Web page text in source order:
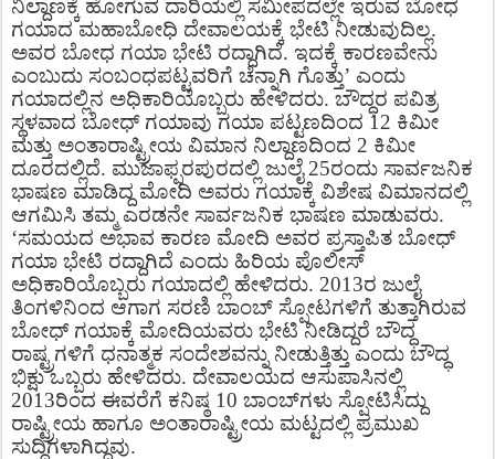
ನಿಲ್ದಾಣಕ್ಕೆ ಹೋಗುವ ದಾರಿಯಲ್ಲಿ ಸಮೀಪದಲ್ಲೇ ಇರುವ ಬೋಧ
ಗಯಾದ ಮಹಾಬೋಧಿ ದೇವಾಲಯಕ್ಕೆ ಭೇಟಿ ನೀಡುವುದಿಲ್ಲ.
ಅವರ ಬೋಧ ಗಯಾ ಭೇಟಿ ರದ್ದಾಗಿದೆ. ಇದಕ್ಕೆ ಕಾರಣವೇನು
ಎಂಬುದು ಸಂಬಂಧಪಟ್ಟವರಿಗೆ ಚೆನ್ನಾಗಿ ಗೊತ್ತು’ ಎಂದು
ಗಯಾದಲ್ಲಿನ ಅಧಿಕಾರಿಯೊಬ್ಬರು ಹೇಳಿದರು. ಬೌದ್ಧರ ಪವಿತ್ರ
ಸ್ಥಳವಾದ ಬೋಧ್ ಗಯಾವು ಗಯಾ ಪಟ್ಟಣದಿಂದ 12 ಕಿಮೀ
ಮತ್ತು ಅಂತಾರಾಷ್ಟ್ರೀಯ ವಿಮಾನ ನಿಲ್ದಾಣದಿಂದ 2 ಕಿಮೀ
ದೂರದಲ್ಲಿದೆ. ಮುಜಾಫ್ಪರಪುರದಲ್ಲಿ ಜುಲೈ 25ರಂದು ಸಾರ್ವಜನಿಕ
ಭಾಷಣ ಮಾಡಿದ್ದ ಮೋದಿ ಅವರು ಗಯಾಕ್ಕೆ ವಿಶೇಷ ವಿಮಾನದಲ್ಲಿ
ಆಗಮಿಸಿ ತಮ್ಮ ಎರಡನೇ ಸಾರ್ವಜನಿಕ ಭಾಷಣ ಮಾಡುವರು.
‘ಸಮಯದ ಅಭಾವ ಕಾರಣ ಮೋದಿ ಅವರ ಪ್ರಸ್ತಾಪಿತ ಬೋಧ್
ಗಯಾ ಭೇಟಿ ರದ್ದಾಗಿದೆ ಎಂದು ಹಿರಿಯ ಪೊಲೀಸ್
ಅಧಿಕಾರಿಯೊಬ್ಬರು ಗಯಾದಲ್ಲಿ ಹೇಳಿದರು. 2013ರ ಜುಲೈ
ತಿಂಗಳಿನಿಂದ ಆಗಾಗ ಸರಣಿ ಬಾಂಬ್ ಸ್ಪೋಟಗಳಿಗೆ ತುತ್ತಾಗಿರುವ
ಬೋಧ್ ಗಯಾಕ್ಕೆ ಮೋದಿಯವರು ಭೇಟಿ ನೀಡಿದ್ದರೆ ಬೌದ್ಧ
ರಾಷ್ಟ್ರಗಳಿಗೆ ಧನಾತ್ಮಕ ಸಂದೇಶವನ್ನು ನೀಡುತ್ತಿತ್ತು ಎಂದು ಬೌದ್ಧ
ಭಿಕ್ಷು ಒಬ್ಬರು ಹೇಳಿದರು. ದೇವಾಲಯದ ಆಸುಪಾಸಿನಲ್ಲಿ
2013ರಿಂದ ಈವರೆಗೆ ಕನಿಷ್ಠ 10 ಬಾಂಬ್​ಗಳು ಸ್ಪೋಟಿಸಿದ್ದು
ರಾಷ್ಟ್ರೀಯ ಹಾಗೂ ಅಂತಾರಾಷ್ಟ್ರೀಯ ಮಟ್ಟದಲ್ಲಿ ಪ್ರಮುಖ
ಸುದ್ಧಿಗಳಾಗಿದ್ದವು.